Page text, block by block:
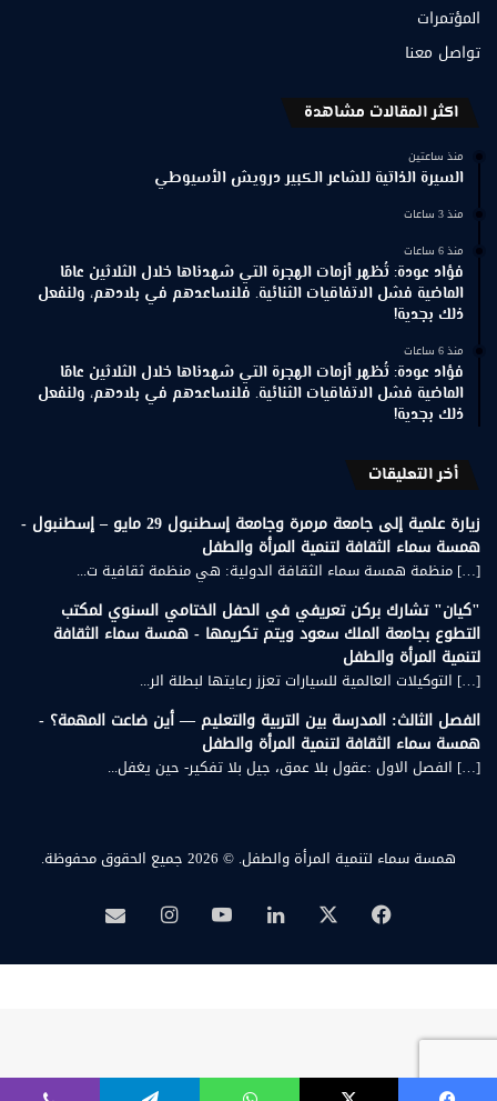
المؤتمرات
تواصل معنا
اكثر المقالات مشاهدة
منذ ساعتين
السيرة الذاتية للشاعر الكبير درويش الأسيوطي
منذ 3 ساعات
منذ 6 ساعات
فؤاد عودة: تُظهر أزمات الهجرة التي شهدناها خلال الثلاثين عامًا
الماضية فشل الاتفاقيات الثنائية. فلنساعدهم في بلادهم، ولنفعل
ذلك بجدية!
منذ 6 ساعات
فؤاد عودة: تُظهر أزمات الهجرة التي شهدناها خلال الثلاثين عامًا
الماضية فشل الاتفاقيات الثنائية. فلنساعدهم في بلادهم، ولنفعل
ذلك بجدية!
أخر التعليقات
زيارة علمية إلى جامعة مرمرة وجامعة إسطنبول 29 مايو – إسطنبول -
همسة سماء الثقافة لتنمية المرأة والطفل
[…] منظمة همسة سماء الثقافة الدولية: هي منظمة ثقافية ت...
"كيان" تشارك بركن تعريفي في الحفل الختامي السنوي لمكتب
التطوع بجامعة الملك سعود ويتم تكريمها - همسة سماء الثقافة
لتنمية المرأة والطفل
[…] التوكيلات العالمية للسيارات تعزز رعايتها لبطلة الر...
الفصل الثالث: المدرسة بين التربية والتعليم — أين ضاعت المهمة؟ -
همسة سماء الثقافة لتنمية المرأة والطفل
[…] الفصل الاول :عقول بلا عمق، جيل بلا تفكير- حين يغفل...
همسة سماء لتنمية المرأة والطفل. © 2026 جميع الحقوق محفوظة.
فيسبوك لينكدإن‫YouTubeانستقرامبريد
همسة